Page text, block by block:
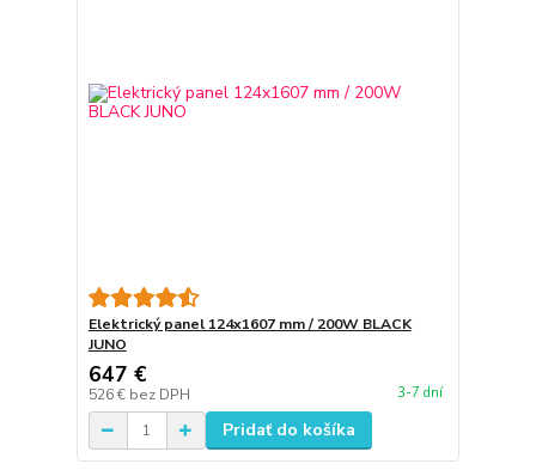
Elektrický panel 124x1607 mm / 200W BLACK
JUNO
647 €
526 € bez DPH 3-7 dní
Pridať do košíka